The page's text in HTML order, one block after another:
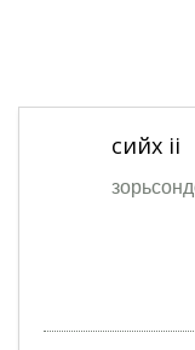
сийх ii